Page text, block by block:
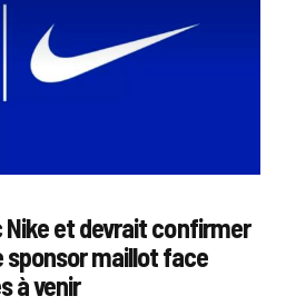
Nike et devrait confirmer
maillot face
à venir